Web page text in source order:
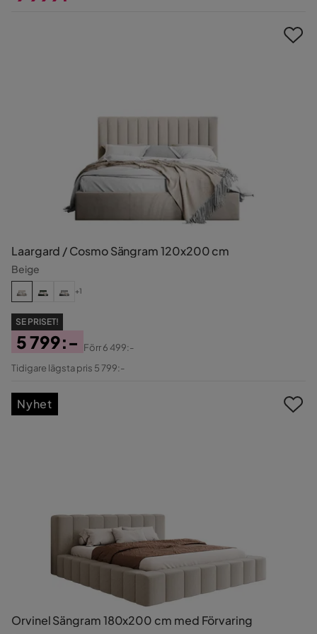
Laargard / Cosmo Sängram 120x200 cm
Beige
+1
SE PRISET!
Pris
5 799:-
Original
Förr6 499:-
Tidigare lägsta pris 5 799:-
Orvinel Sängram 180x200 cm med Förvaring
Nyhet